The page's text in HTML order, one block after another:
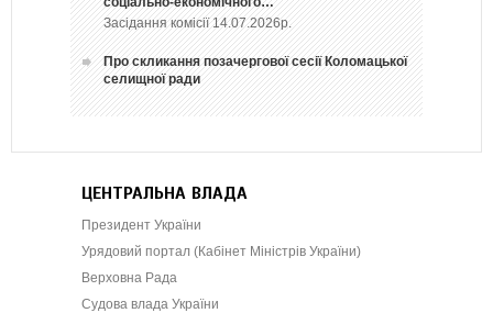
Засідання комісії 14.07.2026р.
Про скликання позачергової сесії Коломацької
селищної ради
ЦЕНТРАЛЬНА ВЛАДА
Президент України
Урядовий портал (Кабінет Міністрів України)
Верховна Рада
Судова влада України